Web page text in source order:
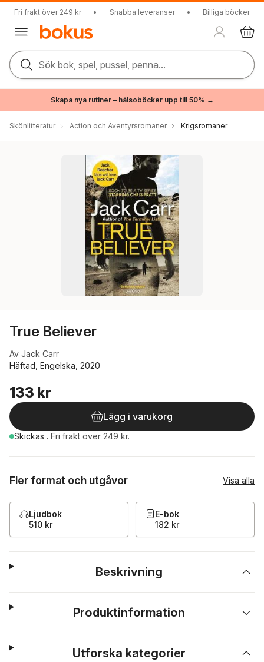
Fri frakt över 249 kr • Snabba leveranser • Billiga böcker
Sök bok, spel, pussel, penna...
Skapa nya rutiner – hälsoböcker upp till 50% →
Skönlitteratur Action och Äventyrsromaner Krigsromaner
True Believer
Av Jack Carr
Häftad, Engelska, 2020
133 kr
Lägg i varukorg
Skickas . Fri frakt över 249 kr.
Fler format och utgåvor Visa alla
Ljudbok
510 kr
E-bok
182 kr
Beskrivning
Produktinformation
Utforska kategorier